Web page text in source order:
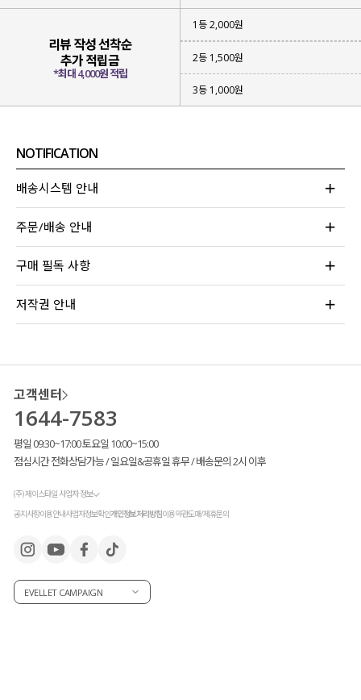
리뷰 작성 선착순
추가 적립금
*최대 4,000원 적립
1등 2,000원
2등 1,500원
3등 1,000원
NOTIFICATION
배송시스템 안내
주문/배송 안내
구매 필독 사항
저작권 안내
고객센터
1644-7583
평일 09:30~17:00 토요일 10:00~15:00
점심시간 전화상담가능 / 일요일&공휴일 휴무 / 배송문의 2시 이후
(주) 제이스타일 사업자 정보
공지사항이용안내사업자정보확인개인정보처리방침이용약관도매/제휴문의
EVELLET CAMPAIGN